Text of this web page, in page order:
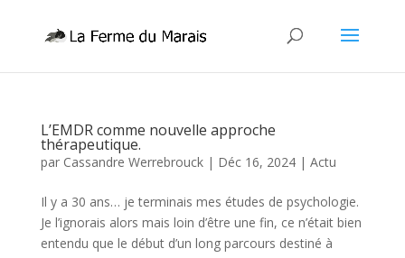
L’EMDR comme nouvelle approche
thérapeutique.
par Cassandre Werrebrouck| Déc 16, 2024| Actu
Il y a 30 ans… je terminais mes études de psychologie.
Je l’ignorais alors mais loin d’être une fin, ce n’était bien
entendu que le début d’un long parcours destiné à